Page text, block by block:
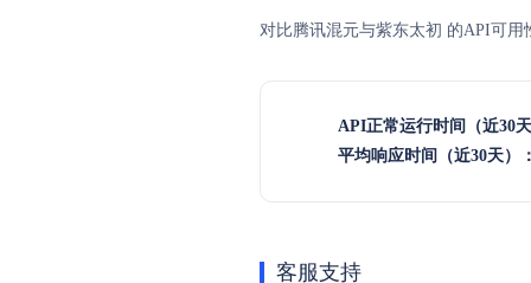
对比腾讯混元与紫东太初 的API可用
API正常运行时间（近30
平均响应时间（近30天）
客服支持